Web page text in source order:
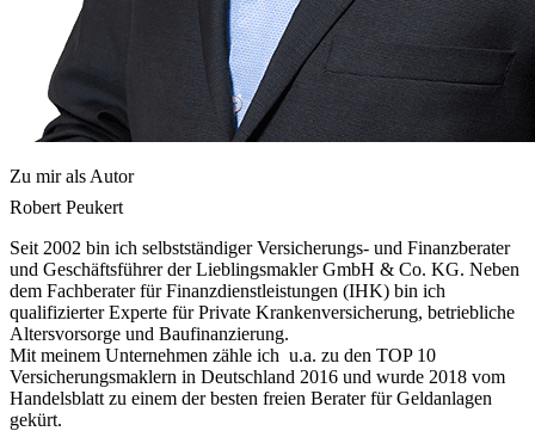
Zu mir als Autor
Robert Peukert
Seit 2002 bin ich selbstständiger Versicherungs- und Finanzberater
und Geschäftsführer der Lieblingsmakler GmbH & Co. KG. Neben
dem Fachberater für Finanzdienstleistungen (IHK) bin ich
qualifizierter Experte für Private Krankenversicherung, betriebliche
Altersvorsorge und Baufinanzierung.
Mit meinem Unternehmen zähle ich u.a. zu den TOP 10
Versicherungsmaklern in Deutschland 2016 und wurde 2018 vom
Handelsblatt zu einem der besten freien Berater für Geldanlagen
gekürt.